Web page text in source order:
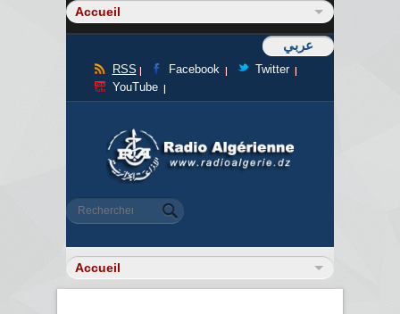
عربي
RSS Facebook
Twitter
YouTube
Formulaire de recherche
Rechercher